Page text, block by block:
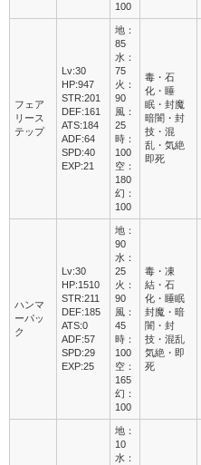
100
フェア
リース
テップ
Lv:30
HP:947
STR:201
DEF:161
ATS:184
ADF:64
SPD:40
EXP:21
地：
85
水：
75
火：
90
風：
25
時：
100
空：
180
幻：
100
毒・石
化・睡
眠・封魔
暗闇・封
技・混
乱・気絶
即死
ハンマ
ーパッ
ク
Lv:30
HP:1510
STR:211
DEF:185
ATS:0
ADF:57
SPD:29
EXP:25
地：
90
水：
25
火：
90
風：
45
時：
100
空：
165
幻：
100
毒・凍
結・石
化・睡眠
封魔・暗
闇・封
技・混乱
気絶・即
死
地：
10
水：